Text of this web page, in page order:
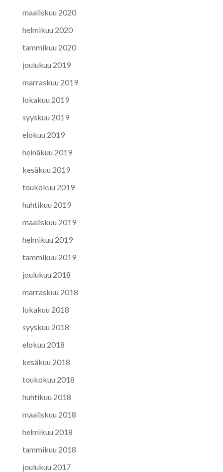
maaliskuu 2020
helmikuu 2020
tammikuu 2020
joulukuu 2019
marraskuu 2019
lokakuu 2019
syyskuu 2019
elokuu 2019
heinäkuu 2019
kesäkuu 2019
toukokuu 2019
huhtikuu 2019
maaliskuu 2019
helmikuu 2019
tammikuu 2019
joulukuu 2018
marraskuu 2018
lokakuu 2018
syyskuu 2018
elokuu 2018
kesäkuu 2018
toukokuu 2018
huhtikuu 2018
maaliskuu 2018
helmikuu 2018
tammikuu 2018
joulukuu 2017